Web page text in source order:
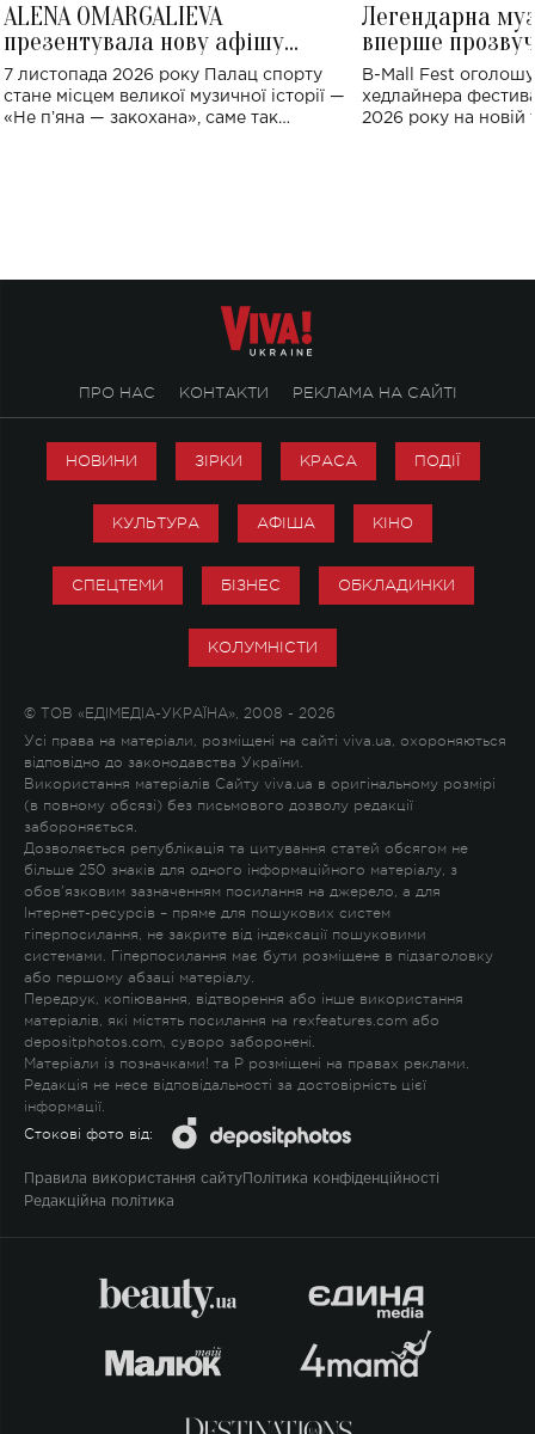
ALENA OMARGALIEVA
презентувала нову афішу
великого концерту в Палаці
спорту
7 листопада 2026 року Палац спорту
стане місцем великої музичної історії —
«Не пʼяна — закохана», саме так
Легендарна
вперше
Україні: де
B-Mall Fest
хедлайнера
2026 року на новій
ПРО НАС КОНТАКТИ РЕКЛАМА НА САЙТІ
НОВИНИ ЗІРКИ КРАСА ПОДІЇ
КУЛЬТУРА АФІША КІНО
СПЕЦТЕМИ БІЗНЕС ОБКЛАДИНКИ
КОЛУМНІСТИ
© ТОВ «ЕДІМЕДІА-УКРАЇНА», 2008 - 2026
Усі права на матеріали, розміщені на сайті viva.ua, охороняються
відповідно до законодавства України.
Використання матеріалів Сайту viva.ua в оригінальному розмірі
(в повному обсязі) без письмового дозволу редакції
забороняється.
Дозволяється републікація та цитування статей обсягом не
більше 250 знаків для одного інформаційного матеріалу, з
обов'язковим зазначенням посилання на джерело, а для
Інтернет-ресурсів – пряме для пошукових систем
гіперпосилання, не закрите від індексації пошуковими
системами. Гіперпосилання має бути розміщене в підзаголовку
або першому абзаці матеріалу.
Передрук, копіювання, відтворення або інше використання
матеріалів, які містять посилання на rexfeatures.com або
depositphotos.com, суворо заборонені.
Матеріали із позначками! та P розміщені на правах реклами.
Редакція не несе відповідальності за достовірність цієї
інформації.
Стокові фото від:
Правила використання сайту Політика конфіденційності
Редакційна політика